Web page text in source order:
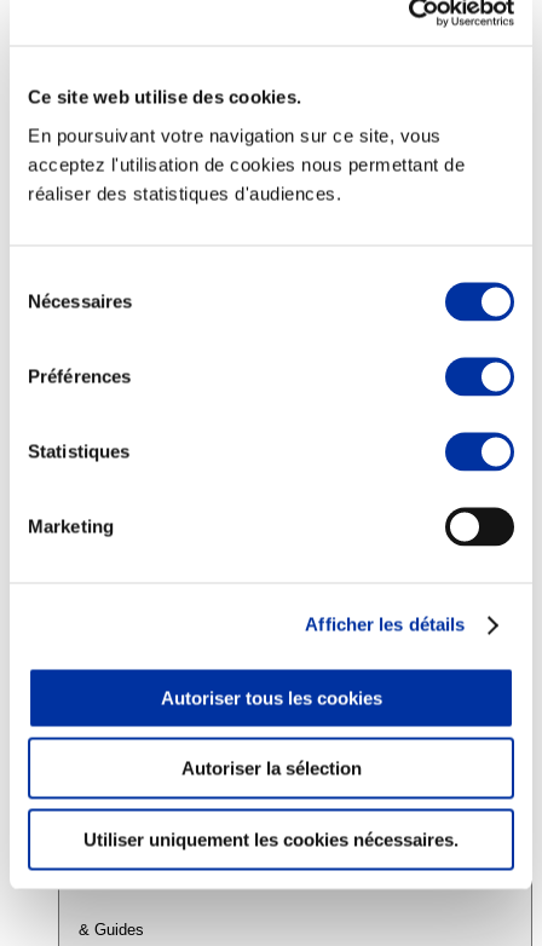
Ce site web utilise des cookies.
En poursuivant votre navigation sur ce site, vous
acceptez l'utilisation de cookies nous permettant de
réaliser des statistiques d'audiences.
Nécessaires
Préférences
Statistiques
Marketing
Afficher les détails
Autoriser tous les cookies
Autoriser la sélection
Utiliser uniquement les cookies nécessaires.
Elevage
Transport – mise en marché
Abattoir
Partenaire Climat
Juste rémunération et attractivité des métiers
Info-veille scientifique
Accords
& Guides